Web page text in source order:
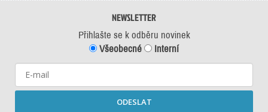
NEWSLETTER
Přihlašte se k odběru novinek
Všeobecné
Interní
ODESLAT